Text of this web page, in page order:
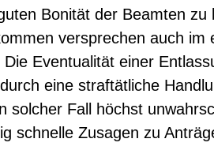
Bonität der Beamten
versprechen auch im
Eventualität einer
eine straftätliche
solcher Fall höchst
schnelle Zusagen zu